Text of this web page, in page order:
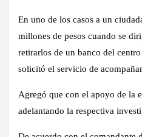
En uno de los casos a un
millones de pesos cuando se
retirarlos de un banco del
solicitó el servicio de
Agregó que con el apoyo de la
adelantando la respectiva